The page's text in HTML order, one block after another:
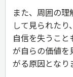
また、周囲の
して見られたり
自信を失うこと
が自らの価値を
がる原因となり